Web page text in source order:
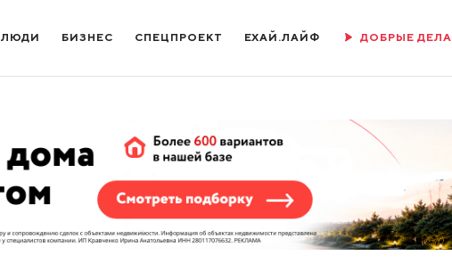
ЛЮДИ БИЗНЕС СПЕЦПРОЕКТ ЕХАЙ.ЛАЙФ ДОБРЫЕ ДЕЛА